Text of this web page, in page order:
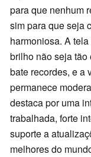
para que nenhum
sim para que seja
harmoniosa. A
brilho não seja tão
bate recordes, e a
permanece
destaca por uma
trabalhada, forte
suporte a
melhores do